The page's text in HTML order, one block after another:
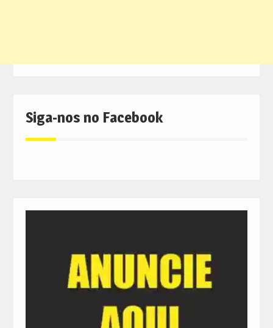
Siga-nos no Facebook